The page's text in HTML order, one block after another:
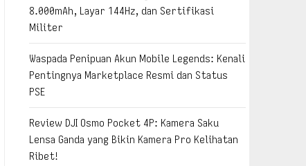
8.000mAh, Layar 144Hz, dan Sertifikasi
Militer
Waspada Penipuan Akun Mobile Legends: Kenali
Pentingnya Marketplace Resmi dan Status
PSE
Review DJI Osmo Pocket 4P: Kamera Saku
Lensa Ganda yang Bikin Kamera Pro Kelihatan
Ribet!